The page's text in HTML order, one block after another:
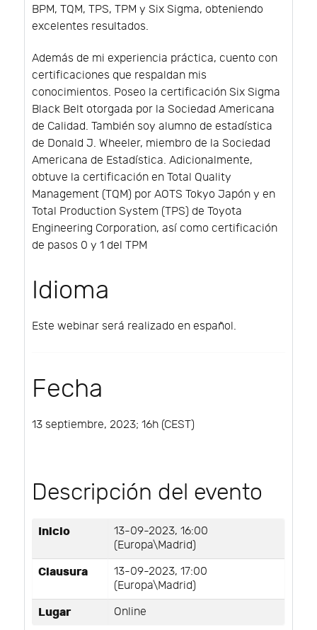
BPM, TQM, TPS, TPM y Six Sigma, obteniendo
excelentes resultados.
Además de mi experiencia práctica, cuento con
certificaciones que respaldan mis
conocimientos. Poseo la certificación Six Sigma
Black Belt otorgada por la Sociedad Americana
de Calidad. También soy alumno de estadística
de Donald J. Wheeler, miembro de la Sociedad
Americana de Estadística. Adicionalmente,
obtuve la certificación en Total Quality
Management (TQM) por AOTS Tokyo Japón y en
Total Production System (TPS) de Toyota
Engineering Corporation, así como certificación
de pasos 0 y 1 del TPM
Idioma
Este webinar será realizado en español.
Fecha
13 septiembre, 2023; 16h (CEST)
Descripción del evento
Inicio
13-09-2023, 16:00
(Europa\Madrid)
Clausura
13-09-2023, 17:00
(Europa\Madrid)
Lugar Online